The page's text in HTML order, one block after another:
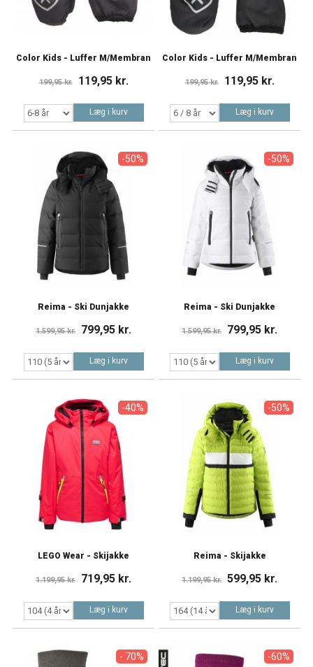
Color Kids - Luffer M/Membran
199,95 kr. 119,95 kr.
Læg i kurv
Color Kids - Luffer M/Membran
199,95 kr. 119,95 kr.
Læg i kurv
-50%
Reima - Ski Dunjakke
1.599,95 kr. 799,95 kr.
Læg i kurv
-50%
Reima - Ski Dunjakke
1.599,95 kr. 799,95 kr.
Læg i kurv
-40%
LEGO Wear - Skijakke
1.199,95 kr. 719,95 kr.
Læg i kurv
-50%
Reima - Skijakke
1.199,95 kr. 599,95 kr.
Læg i kurv
- 70% -60%